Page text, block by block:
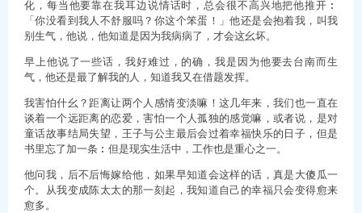
化，每当他要靠在我耳边说情话时，总会很不高兴地把他推开︰
「你没看到我人不舒服吗？你这个笨蛋！」他还是会抱着我，叫我
别生气，他说，他知道是因为我病病了，才会这幺坏。
早上他说了一些话，我好难过，的确，我是因为他要去台南而生
气，他还是最了解我的人，知道我又在借题发挥。
我害怕什幺？距离让两个人感情变淡嘛！这几年来，我们也一直在
谈着一个远距离的恋爱，害怕一个人孤独的感觉嘛，或者说，是对
童话故事结局失望，王子与公主最后会过着幸福快乐的日子，但是
书里忘了加一条︰但是现实生活中，工作也是重心之一。
他问我，后不后悔嫁给他，如果早知道会这样的话，真是大傻瓜一
个。从我变成陈太太的那一刻起，我知道自己的幸福只会变得愈来
愈多。